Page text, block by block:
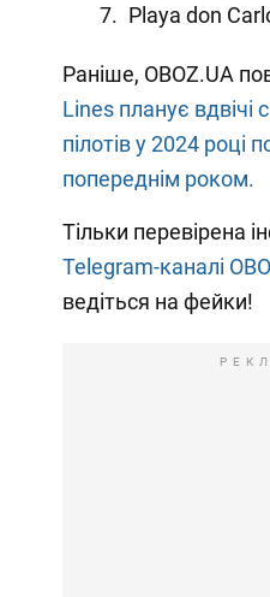
Playa don
Раніше, OBOZ.UA
Lines планує вдвічі
пілотів у 2024 році
попереднім роком.
Тільки перевірена
Telegram-каналі
ведіться на фейки!